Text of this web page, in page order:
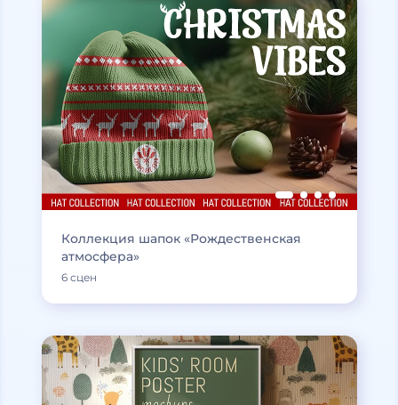
Коллекция шапок «Рождественская
атмосфера»
6 сцен